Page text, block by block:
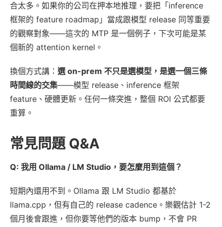
合太多。如果你的公司在押本地推理，要把「inference
框架的 feature roadmap」當成跟模型 release 同等重要
的觀察對象——這次的 MTP 是一個例子，下次可能是某
個新的 attention kernel。
換個方式講： 選 on-prem 不只是選模型，是選一個三條
時間線的交集——模型 release、inference 框架
feature、硬體更新。任何一條突進，整個 ROI 公式都要
重算。
常見問題 Q&A
Q: 我用 Ollama / LM Studio，要怎麼用到這個？
短期內還用不到。Ollama 跟 LM Studio 都基於
llama.cpp，但有自己的 release cadence。樂觀估計 1-2
個月後會跟進，但你要等他們的版本 bump，不會 PR